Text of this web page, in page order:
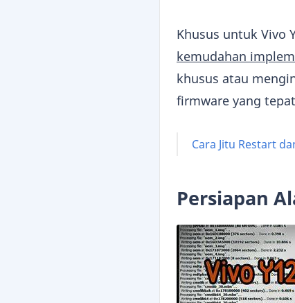
Khusus untuk Vivo
kemudahan
khusus atau
firmware yang
Cara Jitu Restart
Persiapan